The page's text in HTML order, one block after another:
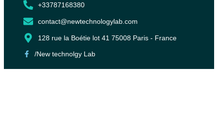
+33787168380
contact@newtechnologylab.com
128 rue la Boétie lot 41 75008 Paris - France
/New technolgy Lab